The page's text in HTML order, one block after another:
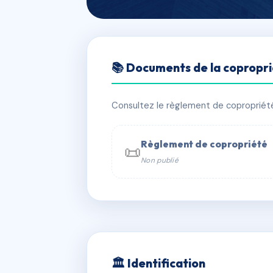
TIFFANY
📍 73 av du marechal gallieni 06400
📞 Contacter Syndic Digital
📚 Documents de la
Consultez le règlement de
📜Règlement de copropriété
Non publié
🏛 Identification